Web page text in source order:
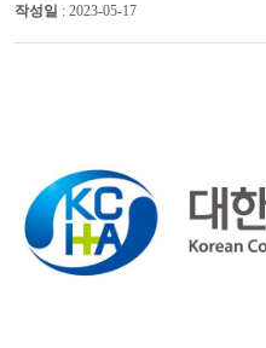
작성일 : 2023-05-17